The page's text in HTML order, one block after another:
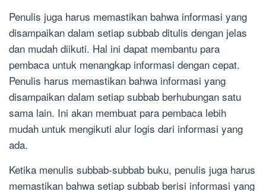
Penulis juga harus memastikan bahwa informasi yang
disampaikan dalam setiap subbab ditulis dengan jelas
dan mudah diikuti. Hal ini dapat membantu para
pembaca untuk menangkap informasi dengan cepat.
Penulis harus memastikan bahwa informasi yang
disampaikan dalam setiap subbab berhubungan satu
sama lain. Ini akan membuat para pembaca lebih
mudah untuk mengikuti alur logis dari informasi yang
ada.
Ketika menulis subbab-subbab buku, penulis juga harus
memastikan bahwa setiap subbab berisi informasi yang